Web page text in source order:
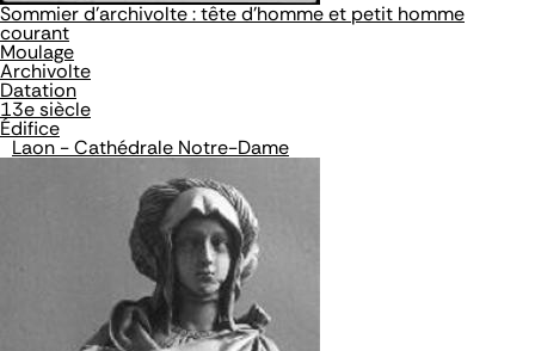
Sommier d'archivolte : tête d'homme et petit homme
courant
Moulage
Archivolte
Datation
13e siècle
Édifice
Laon - Cathédrale Notre-Dame